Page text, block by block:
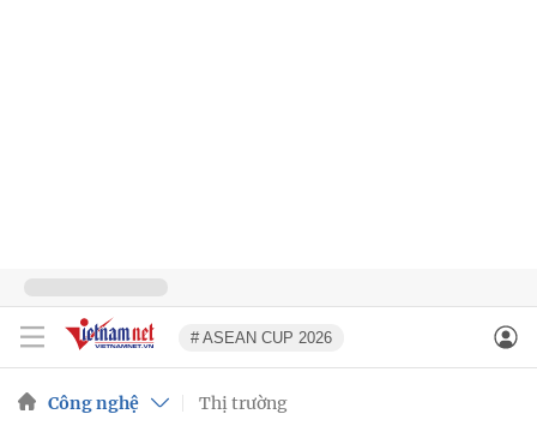
# ASEAN CUP 2026
Công nghệ Thị trường